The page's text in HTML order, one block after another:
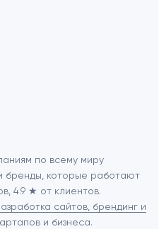
по всему миру
бренды, которые работают
4.9 ★ от клиентов.
сайтов, брендинг и
и бизнеса.